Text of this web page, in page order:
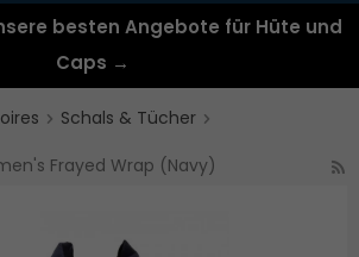
besten Angebote für Hüte und
Caps →
Schals & Tücher
Frayed Wrap (Navy)